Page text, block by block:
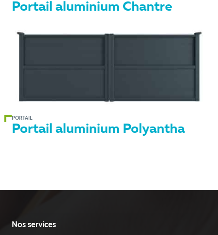
Portail aluminium Chantre
PORTAIL
Portail aluminium Polyantha
Nos services